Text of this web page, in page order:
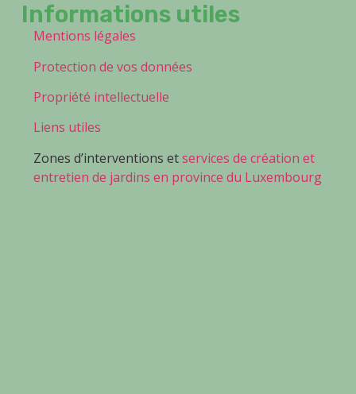
Informations utiles
Mentions légales
Protection de vos données
Propriété intellectuelle
Liens utiles
Zones d’interventions etservices de création et
entretien de jardins en province du Luxembourg